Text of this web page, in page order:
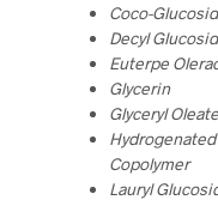
Coco-
Decyl
Euterpe
Glycerin
Glyceryl Oleate
Copolymer
Lauryl